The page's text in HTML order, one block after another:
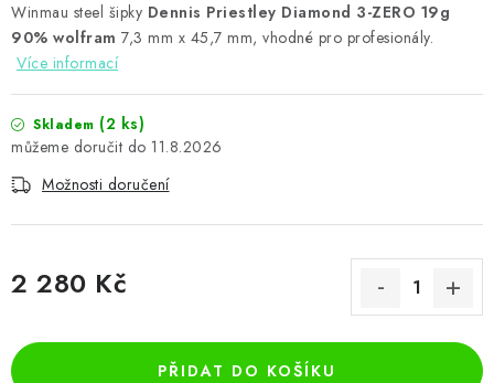
Kontakty Hodnocení obchodu
Winmau steel šipky Dennis Priestley Diamond 3-ZERO 19g
90% wolfram 7,3 mm x 45,7 mm, vhodné pro profesionály.
Více informací
Skladem (2 ks)
11.8.2026
Možnosti doručení
2 280 Kč
PŘIDAT DO KOŠÍKU